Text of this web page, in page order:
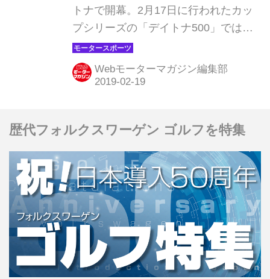
トナで開幕。2月17日に行われたカッ
プシリーズの「デイトナ500」ではデ
ニー・ハムリンがトヨタに2度目のデ
イトナ500制覇をもたらすとともに、
トヨタ カムリが1-2-3フィニッシュを
Webモーターマガジン編集部
歴代フォルクスワーゲン ゴルフを特集